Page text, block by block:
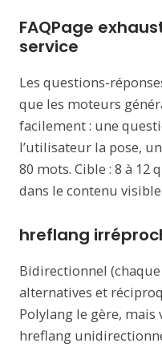
FAQPage
service
Les questions-
que les moteurs
facilement : une
l’utilisateur la pose,
80 mots. Cible : 8 à 12
dans le contenu
hreflang
Bidirectionnel
alternatives et
Polylang le gère, mais
hreflang